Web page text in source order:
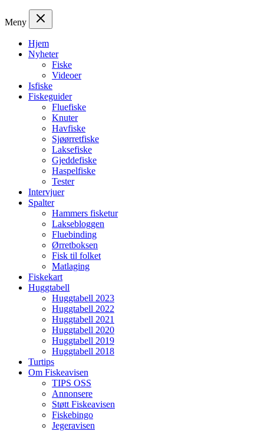
Meny
Hjem
Nyheter
Fiske
Videoer
Isfiske
Fiskeguider
Fluefiske
Knuter
Havfiske
Sjøørretfiske
Laksefiske
Gjeddefiske
Haspelfiske
Tester
Intervjuer
Spalter
Hammers fisketur
Laksebloggen
Fluebinding
Ørretboksen
Fisk til folket
Matlaging
Fiskekart
Huggtabell
Huggtabell 2023
Huggtabell 2022
Huggtabell 2021
Huggtabell 2020
Huggtabell 2019
Huggtabell 2018
Turtips
Om Fiskeavisen
TIPS OSS
Annonsere
Støtt Fiskeavisen
Fiskebingo
Jegeravisen